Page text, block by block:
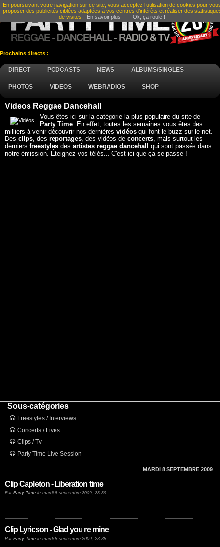
Prochains directs :
DIRECT PODCASTS NEWS ALBUMS/SINGLES
PHOTOS VIDEOS WEBRADIOS SHOP
Videos Reggae Dancehall
Vous êtes ici sur la catégorie la plus populaire du site de
Party Time. En effet, toutes les semaines vous êtes des
milliers à venir découvrir nos dernières vidéos qui font le buzz sur le net.
Des clips, des reportages, des vidéos de concerts, mais surtout les
derniers freestyles des artistes reggae dancehall qui sont passés dans
notre émission. Éteignez vos télés... C'est ici que ça se passe !
Sous-catégories
Freestyles / Interviews
Concerts / Lives
Clips / Tv
Party Time Live Session
MARDI 8 SEPTEMBRE 2009
Clip Capleton - Liberation time
Par Party Time le mardi 8 septembre 2009, 23:39
Clip Lyricson - Glad you re mine
Par Party Time le mardi 8 septembre 2009, 23:38
En poursuivant votre navigation sur ce site, vous acceptez l’utilisation de cookies pour
proposer des publicités ciblées adaptées à vos centres d’intérêts et réaliser des
de visites.
En savoir plus Ok, ça roule !